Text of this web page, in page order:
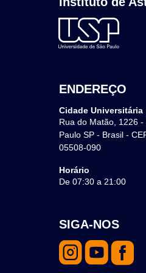
ENDEREÇO
Cidade Universitária
Rua do Matão, 1226 -
Paulo SP - Brasil -
05508-090
Horário
De 07:30 a 21:00
SIGA-NOS